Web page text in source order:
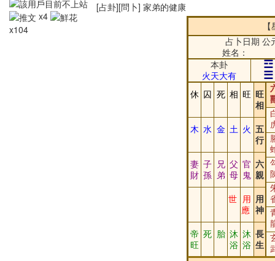
x4
x104
[占卦][問卜] 家弟的健康
占卜日期 公
姓名：
本卦
火天大有
☲
☰
旺
相
旺
相
死
囚
休
五
行
火
土
金
水
木
六
親
官
鬼
父
母
兄
弟
子
孫
妻
財
用
神
用
應
世
長
生
沐
浴
沐
浴
胎
死
帝
旺